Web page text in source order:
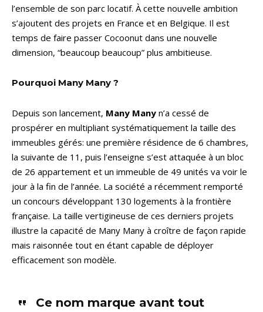
l’ensemble de son parc locatif. À cette nouvelle ambition
s’ajoutent des projets en France et en Belgique. Il est
temps de faire passer Cocoonut dans une nouvelle
dimension, “beaucoup beaucoup” plus ambitieuse.
Pourquoi Many Many ?
Depuis son lancement, Many Many n’a cessé de
prospérer en multipliant systématiquement la taille des
immeubles gérés: une première résidence de 6 chambres,
la suivante de 11, puis l’enseigne s’est attaquée à un bloc
de 26 appartement et un immeuble de 49 unités va voir le
jour à la fin de l’année. La société a récemment remporté
un concours développant 130 logements à la frontière
française. La taille vertigineuse de ces derniers projets
illustre la capacité de Many Many à croître de façon rapide
mais raisonnée tout en étant capable de déployer
efficacement son modèle.
Ce nom marque avant tout